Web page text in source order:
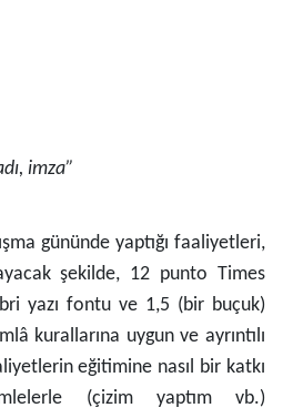
imza”
gününde yaptığı faaliyetleri,
şekilde, 12 punto Times
yazı fontu ve 1,5 (bir buçuk)
kurallarına uygun ve ayrıntılı
eğitimine nasıl bir katkı
(çizim yaptım vb.)